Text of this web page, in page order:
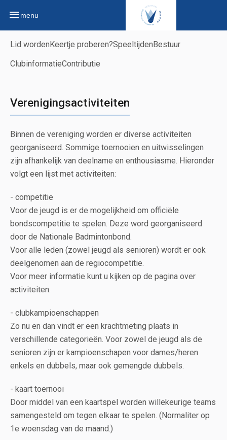
menu
Lid worden Keertje proberen?Speeltijden Bestuur
ClubinformatieContributie
Verenigingsactiviteiten
Binnen de vereniging worden er diverse activiteiten
georganiseerd. Sommige toernooien en uitwisselingen
zijn afhankelijk van deelname en enthousiasme. Hieronder
volgt een lijst met activiteiten:
- competitie
Voor de jeugd is er de mogelijkheid om officiële
bondscompetitie te spelen. Deze word georganiseerd
door de Nationale Badmintonbond.
Voor alle leden (zowel jeugd als senioren) wordt er ook
deelgenomen aan de regiocompetitie.
Voor meer informatie kunt u kijken op de pagina over
activiteiten.
- clubkampioenschappen
Zo nu en dan vindt er een krachtmeting plaats in
verschillende categorieën. Voor zowel de jeugd als de
senioren zijn er kampioenschapen voor dames/heren
enkels en dubbels, maar ook gemengde dubbels.
- kaart toernooi
Door middel van een kaartspel worden willekeurige teams
samengesteld om tegen elkaar te spelen. (Normaliter op
1e woensdag van de maand.)